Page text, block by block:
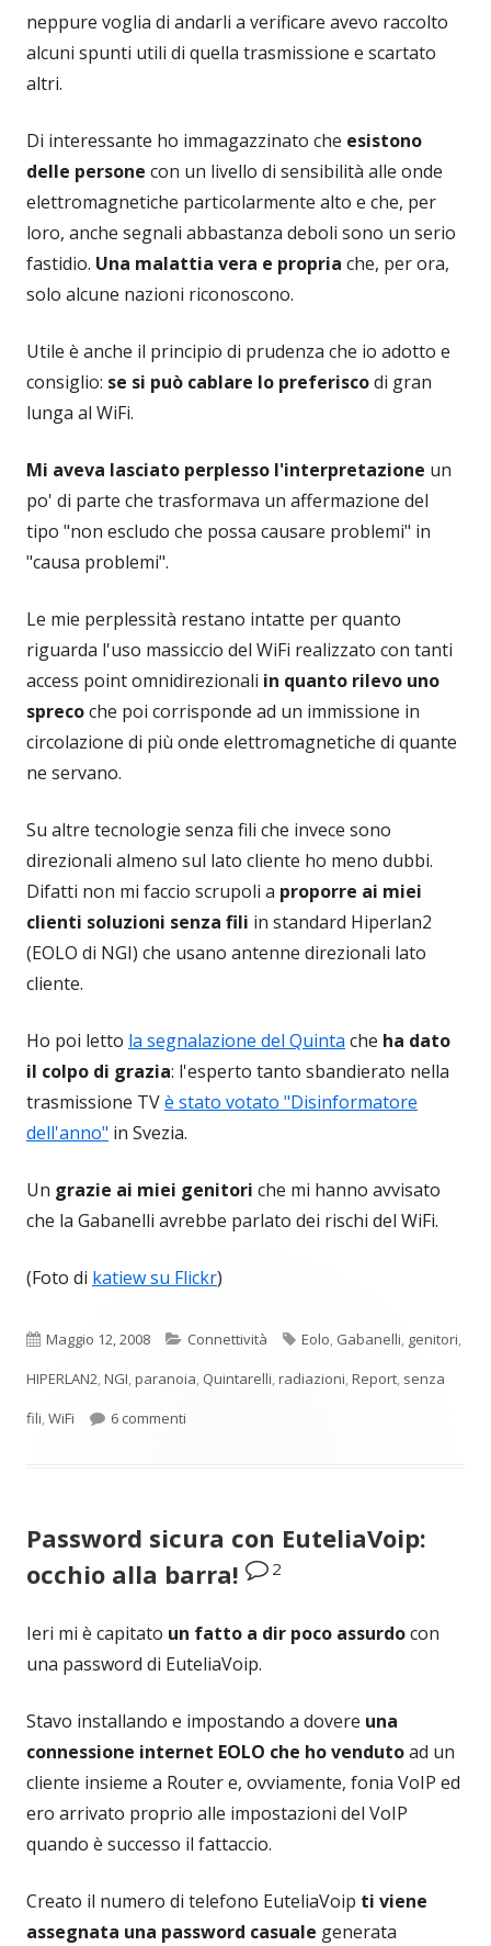
neppure voglia di andarli a verificare avevo raccolto
alcuni spunti utili di quella trasmissione e scartato
altri.
Di interessante ho immagazzinato che esistono
delle persone con un livello di sensibilità alle onde
elettromagnetiche particolarmente alto e che, per
loro, anche segnali abbastanza deboli sono un serio
fastidio. Una malattia vera e propria che, per ora,
solo alcune nazioni riconoscono.
Utile è anche il principio di prudenza che io adotto e
consiglio: se si può cablare lo preferiscodi gran
lunga al WiFi.
Mi aveva lasciato perplesso l'interpretazione un
po' di parte che trasformava un affermazione del
tipo "non escludo che possa causare problemi" in
"causa problemi".
Le mie perplessità restano intatte per quanto
riguarda l'uso massiccio del WiFi realizzato con tanti
access point omnidirezionali in quanto rilevo uno
sprecoche poi corrisponde ad un immissione in
circolazione di più onde elettromagnetiche di quante
ne servano.
Su altre tecnologie senza fili che invece sono
direzionali almeno sul lato cliente ho meno dubbi.
Difatti non mi faccio scrupoli a proporre ai miei
clienti soluzioni senza fili in standard Hiperlan2
(EOLO di NGI) che usano antenne direzionali lato
cliente.
Ho poi letto la segnalazione del Quinta che ha dato
il colpo di grazia: l'esperto tanto sbandierato nella
trasmissione TVè stato votato "Disinformatore
dell'anno" in Svezia.
Un grazie ai miei genitori che mi hanno avvisato
che la Gabanelli avrebbe parlato dei rischi del WiFi.
(Foto di katiew su Flickr)
Pubblicato
Maggio 12, 2008 Categorie
Connettività Tag
Eolo, Gabanelli, genitori,
HIPERLAN2,NGI,paranoia, Quintarelli,radiazioni,Report, senza
fili,WiFi 6 commenti
Password sicura con EuteliaVoip:
occhio alla barra!
2
Ieri mi è capitato un fatto a dir poco assurdocon
una password di EuteliaVoip.
Stavo installando e impostando a dovere una
connessione internet EOLO che ho vendutoad un
cliente insieme a Router e, ovviamente, fonia VoIP ed
ero arrivato proprio alle impostazioni del VoIP
quando è successo il fattaccio.
Creato il numero di telefono EuteliaVoip ti viene
assegnata una password casuale generata